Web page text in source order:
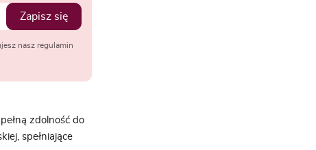
Zapisz się
nasz regulamin
zdolność do
spełniające